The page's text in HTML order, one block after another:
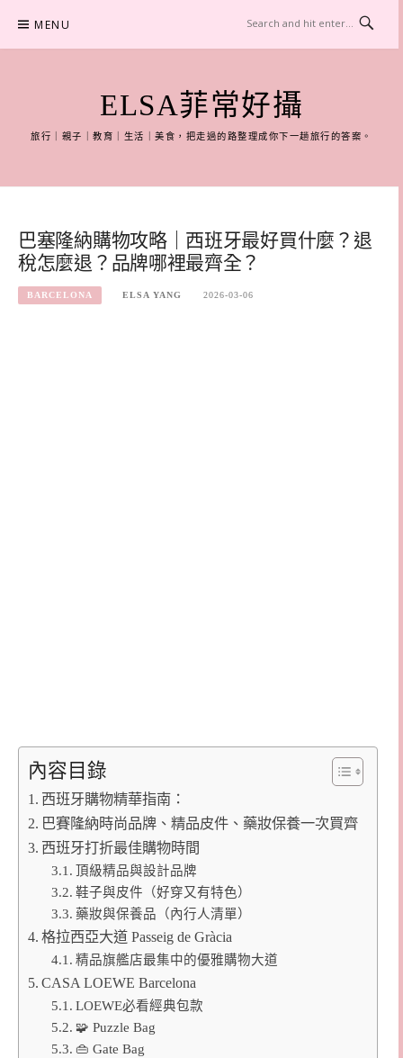
content
MENU
ELSA菲常好攝
旅行｜親子｜教育｜生活｜美食，把走過的路整理成你下一趟旅行的答案。
巴塞隆納購物攻略｜西班牙最好買什麼？退
稅怎麼退？品牌哪裡最齊全？
BARCELONA ELSA YANG 2026-03-06
內容目錄
西班牙購物精華指南：
巴賽隆納時尚品牌、精品皮件、藥妝保養一次買齊
西班牙打折最佳購物時間
頂級精品與設計品牌
鞋子與皮件（好穿又有特色）
藥妝與保養品（內行人清單）
格拉西亞大道 Passeig de Gràcia
精品旗艦店最集中的優雅購物大道
CASA LOEWE Barcelona
LOEWE必看經典包款
🧩 Puzzle Bag
👜 Gate Bag